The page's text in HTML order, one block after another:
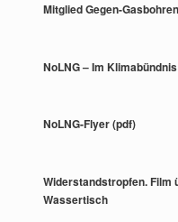
Mitglied Gegen-Gasbohren
NoLNG – Im
NoLNG-Flyer (pdf)
Widerstandstropfen. Film
Wassertisch